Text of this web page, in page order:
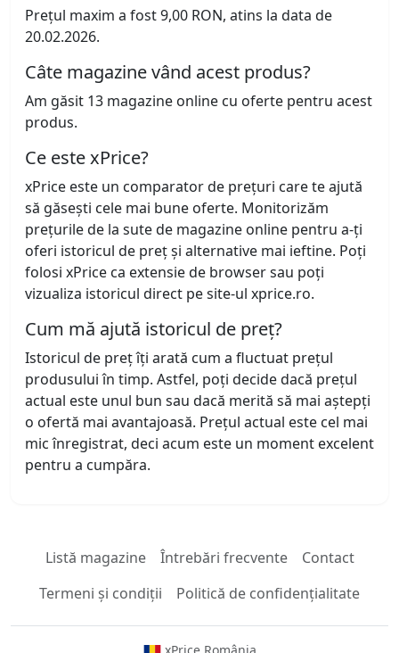
Prețul maxim a fost 9,00 RON, atins la data de
20.02.2026.
Câte magazine vând acest produs?
Am găsit 13 magazine online cu oferte pentru acest
produs.
Ce este xPrice?
xPrice este un comparator de prețuri care te ajută
să găsești cele mai bune oferte. Monitorizăm
prețurile de la sute de magazine online pentru a-ți
oferi istoricul de preț și alternative mai ieftine. Poți
folosi xPrice ca extensie de browser sau poți
vizualiza istoricul direct pe site-ul xprice.ro.
Cum mă ajută istoricul de preț?
Istoricul de preț îți arată cum a fluctuat prețul
produsului în timp. Astfel, poți decide dacă prețul
actual este unul bun sau dacă merită să mai aștepți
o ofertă mai avantajoasă. Prețul actual este cel mai
mic înregistrat, deci acum este un moment excelent
pentru a cumpăra.
Listă magazine Întrebări frecvente
Contact
Termeni și condiții
Politică de confidențialitate